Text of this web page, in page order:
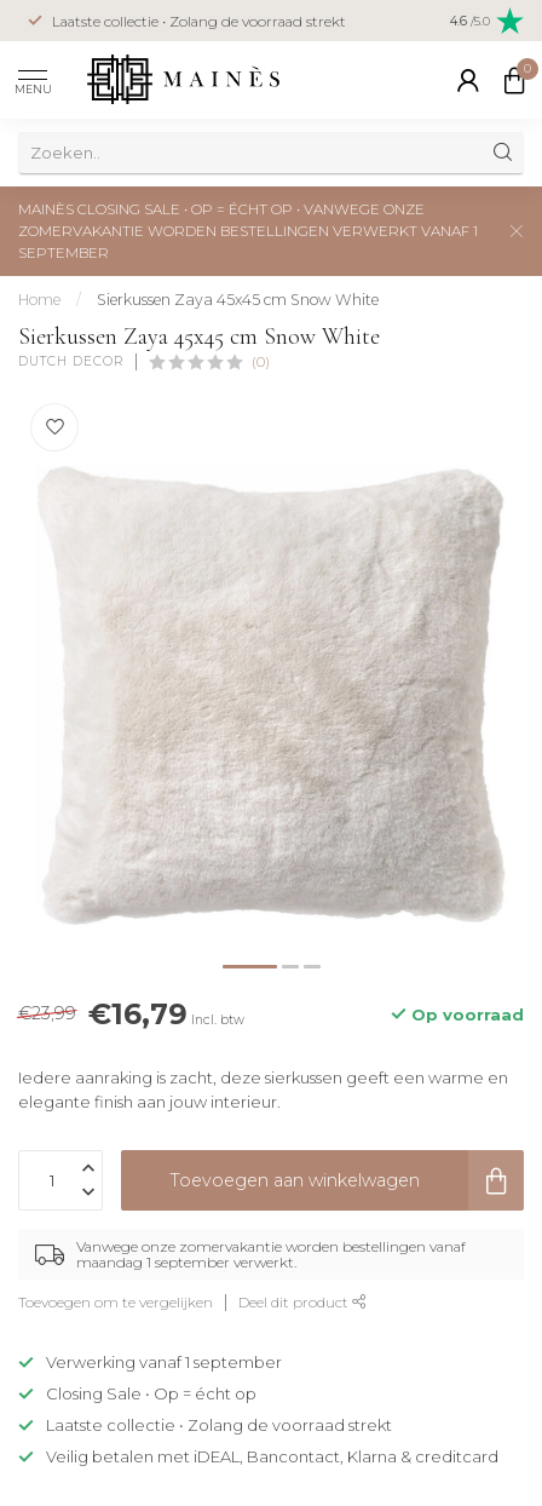
Laatste collectie • Zolang de voorraad strekt Veilig
creditcard
4.6 /5.0
MENU
0
MAINÈS CLOSING SALE • OP = ÉCHT OP • VANWEGE ONZE
ZOMERVAKANTIE WORDEN BESTELLINGEN VERWERKT VANAF 1
SEPTEMBER
Home / Sierkussen Zaya 45x45 cm Snow White
Sierkussen Zaya 45x45 cm Snow White
DUTCH DECOR (0)
€23,99 €16,79 Incl. btw Op voorraad
Iedere aanraking is zacht, deze sierkussen geeft een warme en
elegante finish aan jouw interieur.
Toevoegen aan winkelwagen
Vanwege onze zomervakantie worden bestellingen vanaf
maandag 1 september verwerkt.
Toevoegen om te vergelijken Deel dit product
Verwerking vanaf 1 september
Closing Sale • Op = écht op
Laatste collectie • Zolang de voorraad strekt
Veilig betalen met iDEAL, Bancontact, Klarna & creditcard